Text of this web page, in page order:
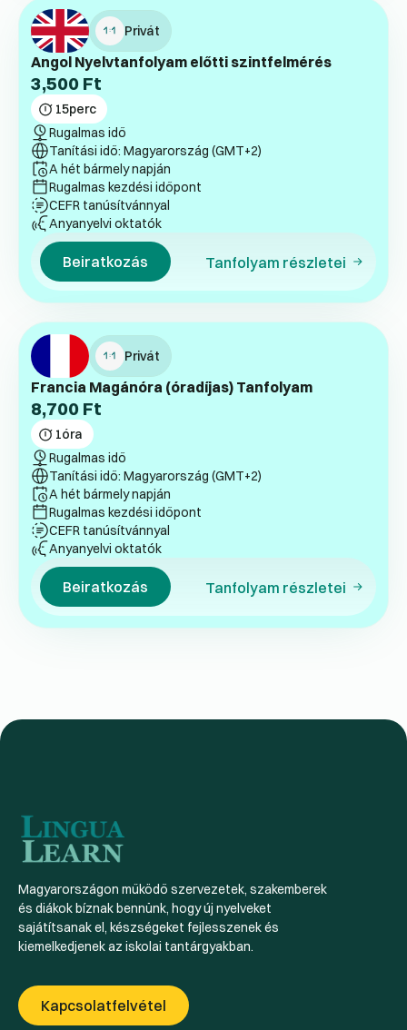
Privát
Angol Nyelvtanfolyam előtti szintfelmérés
3,500 Ft
15perc
Rugalmas idő
Tanítási idő: Magyarország (GMT+2)
A hét bármely napján
Rugalmas kezdési időpont
CEFR tanúsítvánnyal
Anyanyelvi oktatók
Beiratkozás Tanfolyam részletei
Privát
Francia Magánóra (óradíjas) Tanfolyam
8,700 Ft
1óra
Rugalmas idő
Tanítási idő: Magyarország (GMT+2)
A hét bármely napján
Rugalmas kezdési időpont
CEFR tanúsítvánnyal
Anyanyelvi oktatók
Beiratkozás Tanfolyam részletei
Magyarországon működő szervezetek, szakemberek
és diákok bíznak bennünk, hogy új nyelveket
sajátítsanak el, készségeket fejlesszenek és
kiemelkedjenek az iskolai tantárgyakban.
Kapcsolatfelvétel